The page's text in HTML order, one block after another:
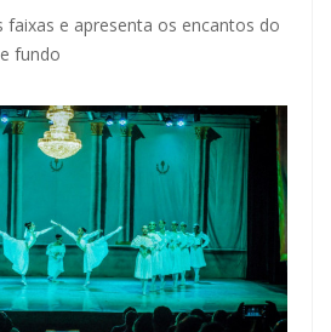
e apresenta os encantos do
fundo